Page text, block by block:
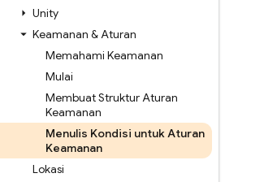
Unity
Keamanan & Aturan
Memahami Keamanan
Mulai
Membuat Struktur Aturan
Keamanan
Menulis Kondisi untuk Aturan
Keamanan
Lokasi